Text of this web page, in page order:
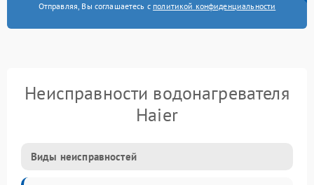
Отправляя, Вы соглашаетесь с политикой конфиденциальности
Неисправности водонагревателя
Haier
Виды неисправностей